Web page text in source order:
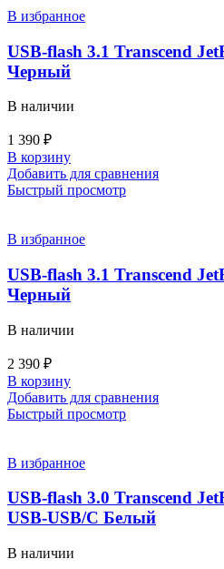
В избранное
USB-flash 3.1 Transcend
Черный
В наличии
1 390 ₽
В корзину
Добавить для сравнения
Быстрый просмотр
В избранное
USB-flash 3.1 Transcend
Черный
В наличии
2 390 ₽
В корзину
Добавить для сравнения
Быстрый просмотр
В избранное
USB-flash 3.0 Transcend
USB-USB/C Белый
В наличии